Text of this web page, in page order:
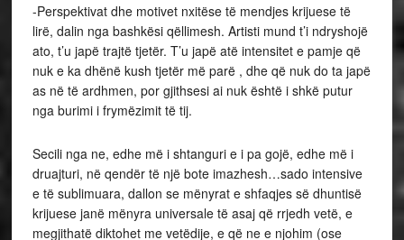
-Perspektivat dhe motivet nxitëse të mendjes krijuese të
lirë, dalin nga bashkësi qëllimesh. Artisti mund t’i ndryshojë
ato, t’u japë trajtë tjetër. T’u japë atë intensitet e pamje që
nuk e ka dhënë kush tjetër më parë , dhe që nuk do ta japë
as në të ardhmen, por gjithsesi ai nuk është i shkë putur
nga burimi i frymëzimit të tij.
Secili nga ne, edhe më i shtanguri e i pa gojë, edhe më i
druajturi, në qendër të një bote imazhesh…sado intensive
e të sublimuara, dallon se mënyrat e shfaqjes së dhuntisë
krijuese janë mënyra universale të asaj që rrjedh vetë, e
megjithatë diktohet me vetëdije, e që ne e njohim (ose